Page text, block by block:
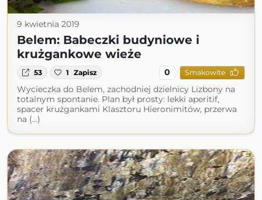
9 kwietnia 2019
Belem: Babeczki budyniowe i
krużgankowe wieże
53 1 Zapisz 0 Smakowite
Wycieczka do Belem, zachodniej dzielnicy Lizbony na
totalnym spontanie. Plan był prosty: lekki aperitif,
spacer krużgankami Klasztoru Hieronimitów, przerwa
na (...)